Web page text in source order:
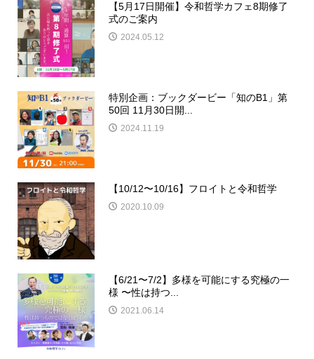
【5月17日開催】令和哲学カフェ8期修了
式のご案内
2024.05.12
特別企画：ブックダービー「知のB1」第
50回 11月30日開...
2024.11.19
【10/12〜10/16】フロイトと令和哲学
2020.10.09
【6/21〜7/2】多様を可能にする究極の一
様 〜性は持つ...
2021.06.14